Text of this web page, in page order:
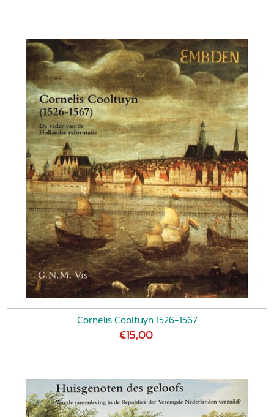
Cornelis Cooltuyn 1526-1567
€15,00